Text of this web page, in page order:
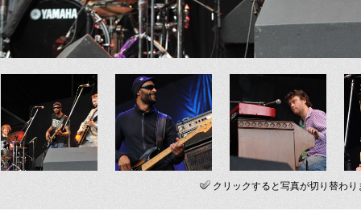
クリックすると写真が切り替わり